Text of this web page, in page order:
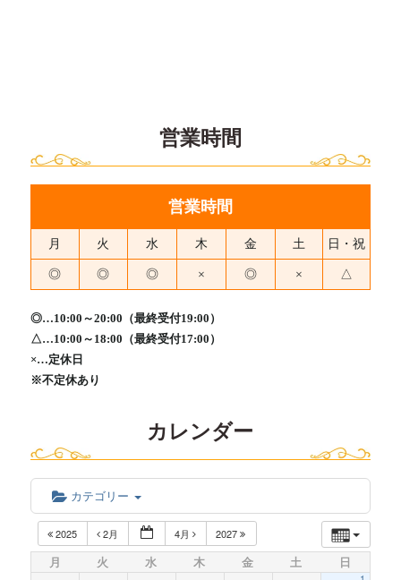
営業時間
営業時間
月 火 水 木 金 土 日・祝
◎ ◎ ◎ × ◎ × △
◎…10:00～20:00（最終受付19:00）
△…10:00～18:00（最終受付17:00）
×…定休日
※不定休あり
カレンダー
カテゴリー
2025 2月 4月 2027
月 火 水 木 金 土 日